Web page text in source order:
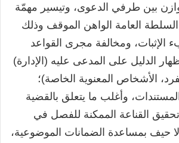
بين طرفي الدعوى، وتيسير مهمّة
العامة الواهن الموقف وذلك
ومخالفة مجرى القواعد
الدليل على المدعى عليه (الإدارة)
الأشخاص المعنوية الخاصة)؛
وأغلب ما يتعلق بالقضية
تحقيق القناعة الممكنة للفصل في
حيف بمساعدة الضمانات الموضوعية،